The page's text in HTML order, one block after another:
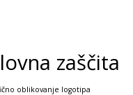
zaščita
oblikovanje logotipa